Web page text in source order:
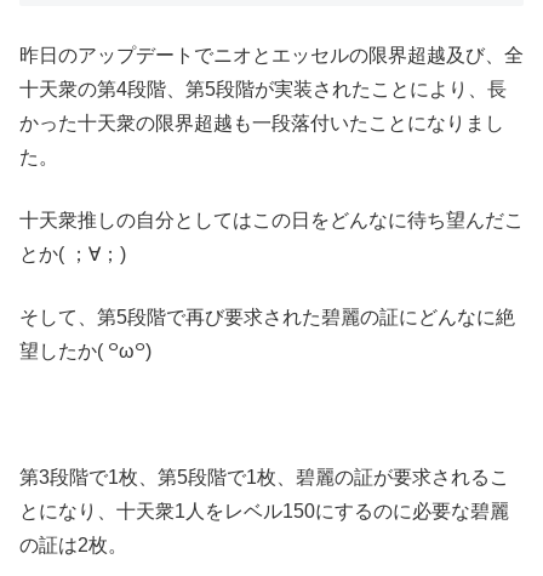
昨日のアップデートでニオとエッセルの限界超越及び、全
十天衆の第4段階、第5段階が実装されたことにより、長
かった十天衆の限界超越も一段落付いたことになりまし
た。
十天衆推しの自分としてはこの日をどんなに待ち望んだこ
とか( ；∀；)
そして、第5段階で再び要求された碧麗の証にどんなに絶
望したか( ꒪ω꒪)
第3段階で1枚、第5段階で1枚、碧麗の証が要求されるこ
とになり、十天衆1人をレベル150にするのに必要な碧麗
の証は2枚。